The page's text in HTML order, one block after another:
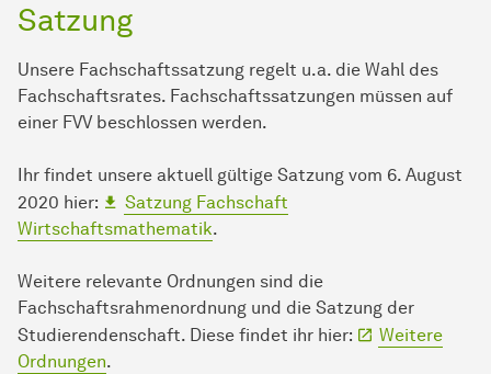
Satzung
Unsere Fachschaftssatzung regelt u.a. die Wahl des
Fachschaftsrates. Fachschaftssatzungen müssen auf
einer FVV beschlossen werden.
Ihr findet unsere aktuell gültige Satzung vom 6. August
2020 hier:
Satzung Fachschaft
Wirtschaftsmathematik.
Weitere relevante Ordnungen sind die
Fachschaftsrahmenordnung und die Satzung der
Studierendenschaft. Diese findet ihr hier:
Weitere
Ordnungen.